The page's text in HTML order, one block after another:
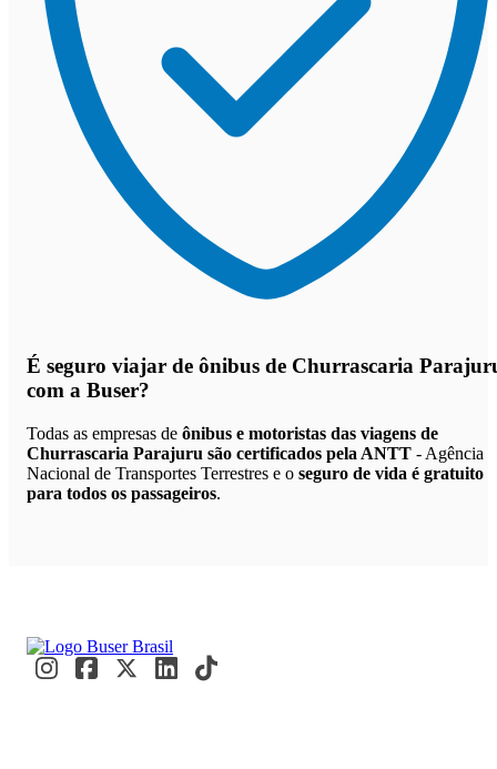
É seguro viajar de ônibus de Churrascaria
com a Buser?
Todas as empresas de ônibus e motoristas das viagens de
Churrascaria Parajuru são certificados pela ANTT - Agência
Nacional de Transportes Terrestres e o seguro de vida é gratuito
para todos os passageiros.